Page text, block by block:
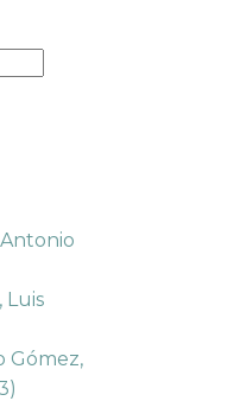
Luis
Gómez,